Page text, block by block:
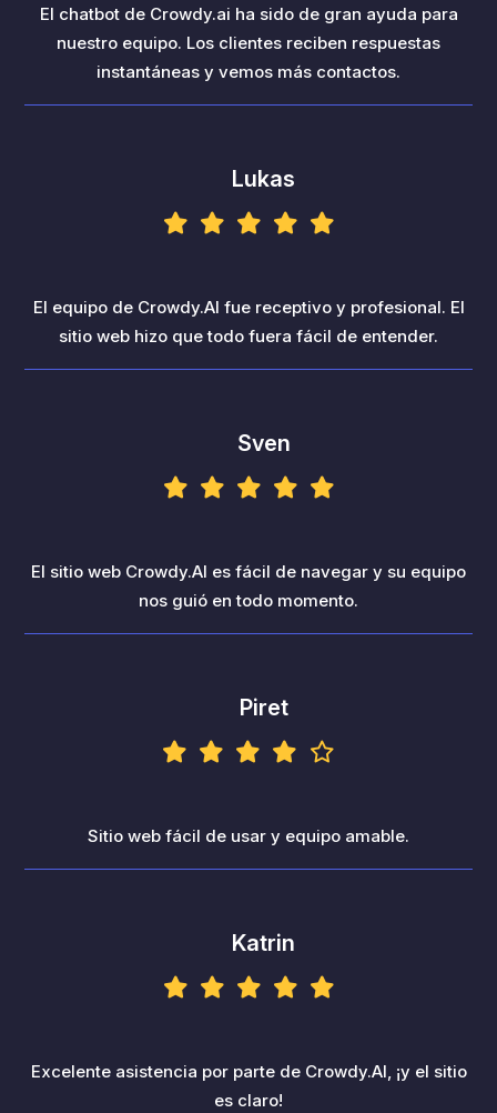
El chatbot de Crowdy.ai ha sido de gran ayuda para
nuestro equipo. Los clientes reciben respuestas
instantáneas y vemos más contactos.
Lukas
El equipo de Crowdy.AI fue receptivo y profesional. El
sitio web hizo que todo fuera fácil de entender.
Sven
El sitio web Crowdy.AI es fácil de navegar y su equipo
nos guió en todo momento.
Piret
Sitio web fácil de usar y equipo amable.
Katrin
Excelente asistencia por parte de Crowdy.AI, ¡y el sitio
es claro!